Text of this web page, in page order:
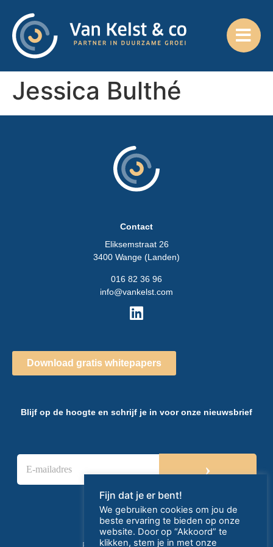
Jessica Bulthé
Contact
Eliksemstraat 26
3400 Wange (Landen)
016 82 36 96
info@vankelst.com
Download gratis whitepapers
Blijf op de hoogte en schrijf je in voor onze nieuwsbrief
E
m
›
Fijn dat je er bent!
We gebruiken cookies om jou de
beste ervaring te bieden op onze
website. Door op “Akkoord” te
klikken, stem je in met onze